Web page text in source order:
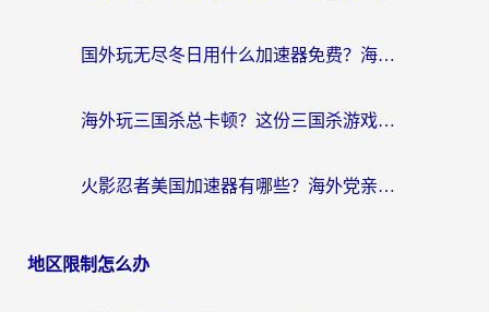
国外玩无尽冬日用什么加速器免费？海外党国服游戏加速避坑指南
海外玩三国杀总卡顿？这份三国杀游戏加速器指南帮你告别延迟烦恼
火影忍者美国加速器有哪些？海外党亲测的国服游戏加速全攻略（含菲律宾玩三国之刃守望黎明技巧）
地区限制怎么办